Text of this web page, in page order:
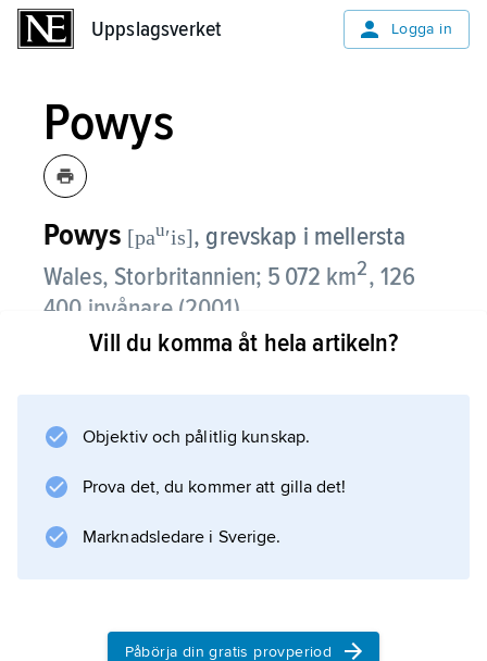
Uppslagsverket Logga in
Powys
Powys [pauʹis], grevskap i mellersta
Wales, Storbritannien; 5 072 km2, 126
400 invånare (2001).
Powys är kuperat med Kambriska bergen i
öst–västlig riktning har främjat
kommunikationerna med England. Jordbruket
domineras av boskapsdrift. Större städer
saknas, men den 1967 anlagda Newtown i
Vill du komma åt hela artikeln?
Objektiv och pålitlig kunskap.
Prova det, du kommer att gilla det!
Marknadsledare i Sverige.
Påbörja din gratis provperiod